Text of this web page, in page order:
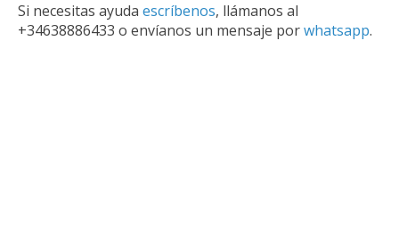
Si necesitas ayuda escríbenos, llámanos al
+34638886433 o envíanos un mensaje porwhatsapp.